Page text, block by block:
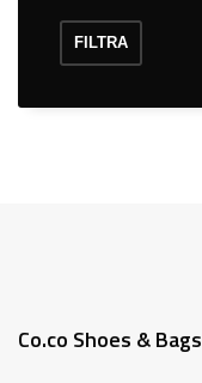
FILTRA
Co.co Shoes & Bags